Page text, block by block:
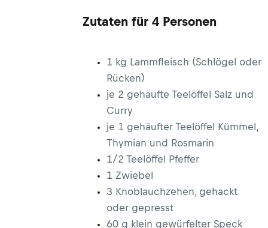
Zutaten für 4 Personen
1 kg Lammfleisch (Schlögel oder
Rücken)
je 2 gehäufte Teelöffel Salz und
Curry
je 1 gehäufter Teelöffel Kümmel,
Thymian und Rosmarin
1/2 Teelöffel Pfeffer
1 Zwiebel
3 Knoblauchzehen, gehackt
oder gepresst
60 g klein gewürfelter Speck